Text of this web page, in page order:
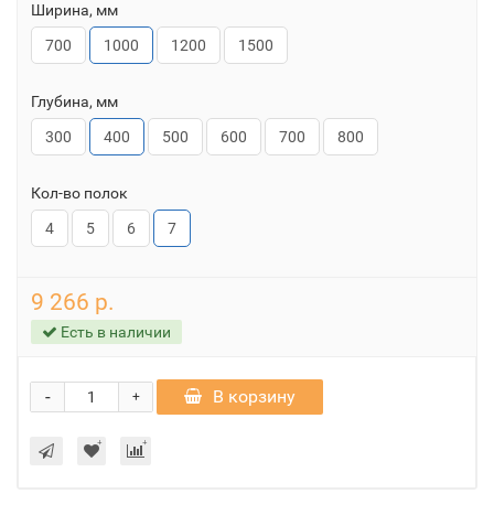
Ширина, мм
700
1000 1200 1500
Глубина, мм
300
400 500 600 700 800
Кол-во полок
4
5 6 7
9 266 р.
Есть в наличии
+
- В корзину